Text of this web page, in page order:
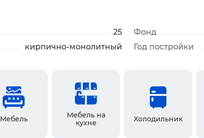
25
кирпично-монолитный
Фонд
Год постройки
Мебель
Мебель на
кухне
Холодильник